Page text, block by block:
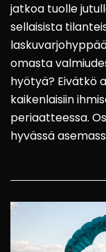
jatkoa tuolle
sellaisista
omasta
hyötyä? Eivätkö
kaikenlaisiin
periaatteessa.
hyvässä